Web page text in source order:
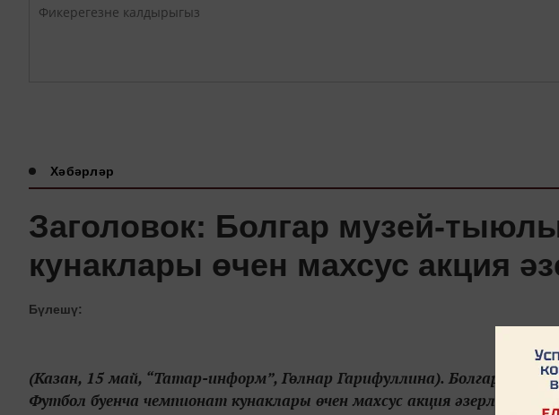
Хәбәрләр
Заголовок: Болгар музей-
кунаклары өчен махсус акция
Бүлешү:
(Казан, 15 май, “Татар-информ”, Гөлнар Гарифуллина). Болгар
Футбол буенча чемпионат кунаклары өчен махсус акция әзерләгән.